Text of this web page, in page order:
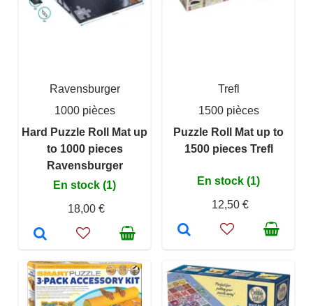
Ravensburger
1000 pièces
Hard Puzzle Roll Mat up
to 1000 pieces
Ravensburger
En stock (1)
18,00 €
Trefl
1500 pièces
Puzzle Roll Mat up to
1500 pieces Trefl
En stock (1)
12,50 €